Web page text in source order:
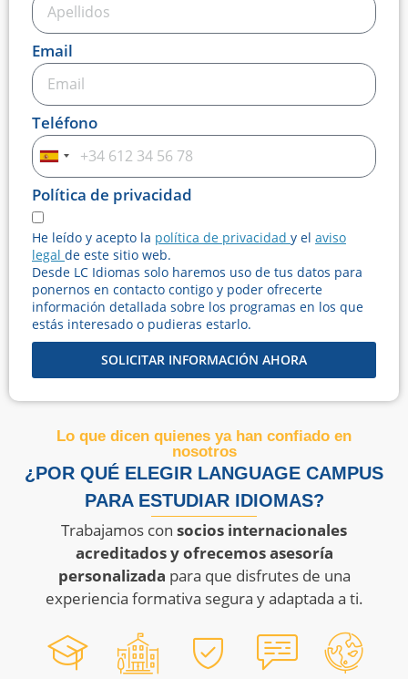
Email
Teléfono
Spain
+34
Política de privacidad
He leído y acepto la política de privacidad y el aviso
legal de este sitio web.
Desde LC Idiomas solo haremos uso de tus datos para
ponernos en contacto contigo y poder ofrecerte
información detallada sobre los programas en los que
estás interesado o pudieras estarlo.
SOLICITAR INFORMACIÓN AHORA
Lo que dicen quienes ya han confiado en
nosotros
¿POR QUÉ ELEGIR LANGUAGE CAMPUS
PARA ESTUDIAR IDIOMAS?
Trabajamos con socios internacionales
acreditados y ofrecemos asesoría
personalizada para que disfrutes de una
experiencia formativa segura y adaptada a ti.